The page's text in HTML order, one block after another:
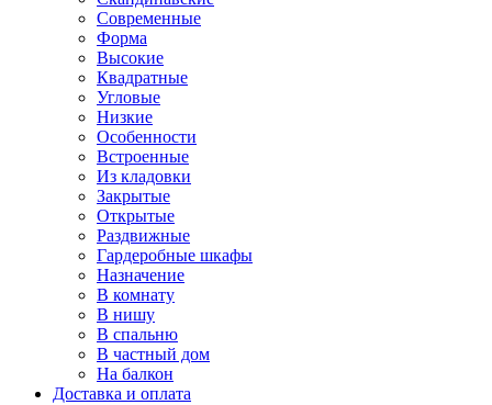
Современные
Форма
Высокие
Квадратные
Угловые
Низкие
Особенности
Встроенные
Из кладовки
Закрытые
Открытые
Раздвижные
Гардеробные шкафы
Назначение
В комнату
В нишу
В спальню
В частный дом
На балкон
Доставка и оплата